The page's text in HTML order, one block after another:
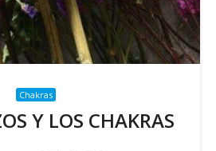
Chakras
Y LOS CHAKRAS